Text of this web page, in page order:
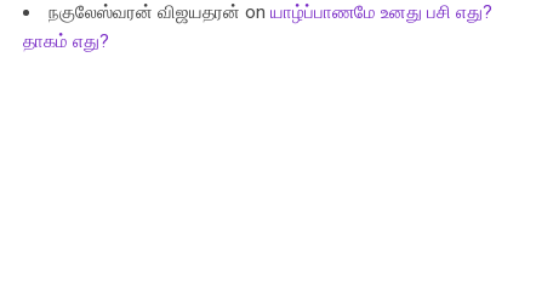
நகுலேஸ்வரன் விஜயதரன் on யாழ்ப்பாணமே உனது பசி எது?
தாகம் எது?